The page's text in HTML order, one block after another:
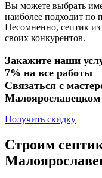
Вы можете выбрать
наиболее подходит по
Несомненно, септик из
своих конкурентов.
Закажите наши
7% на все работы
Связаться с
Малоярославецком
Получить скидку
Строим